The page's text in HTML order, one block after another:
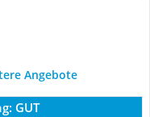
Angebote
GUT